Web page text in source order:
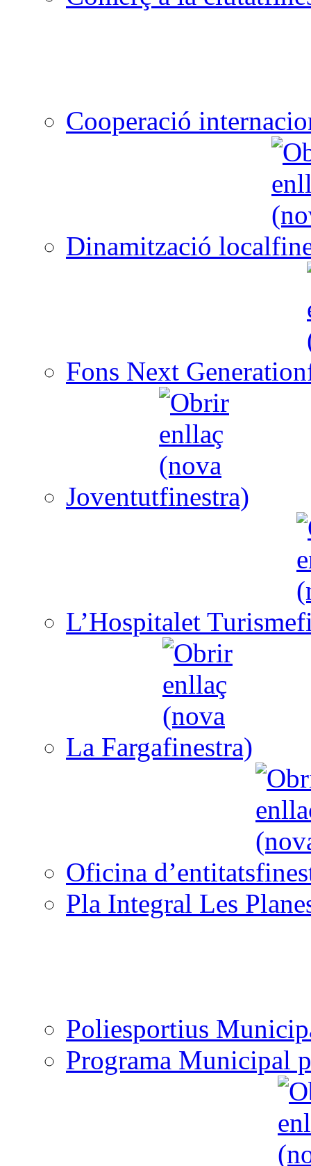
Cooperació
Dinamització local
Fons Next Generation
Joventut
L’Hospitalet Turisme
La Farga
Oficina d’entitats
Pla Integral Les
Poliesportius
Programa Municipal